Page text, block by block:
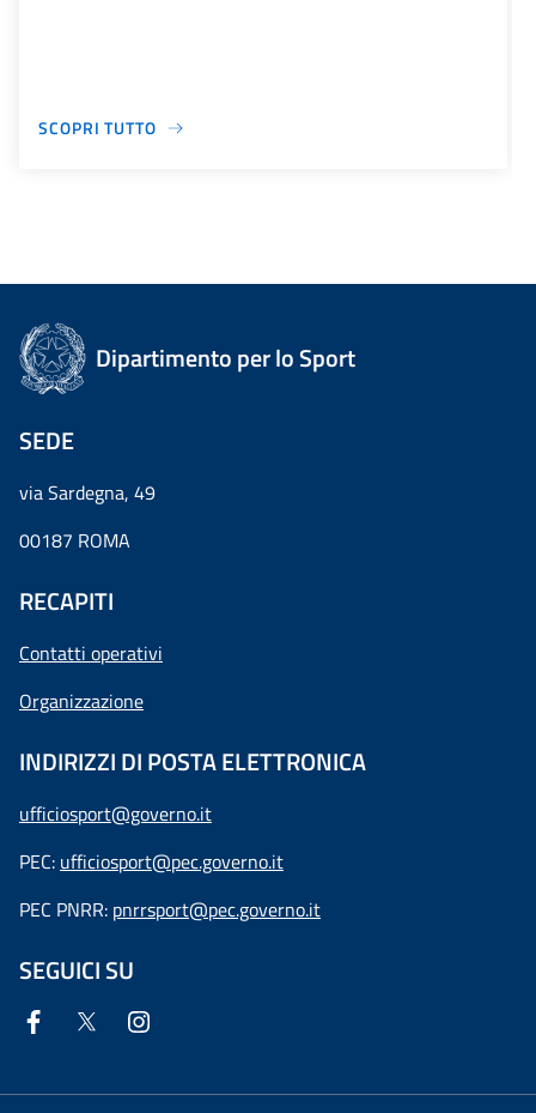
SCOPRI TUTTO
Dipartimento per lo Sport
SEDE
via Sardegna, 49
00187 ROMA
RECAPITI
Contatti operativi
Organizzazione
INDIRIZZI DI POSTA ELETTRONICA
ufficiosport@governo.it
PEC: ufficiosport@pec.governo.it
PEC PNRR: pnrrsport@pec.governo.it
SEGUICI SU